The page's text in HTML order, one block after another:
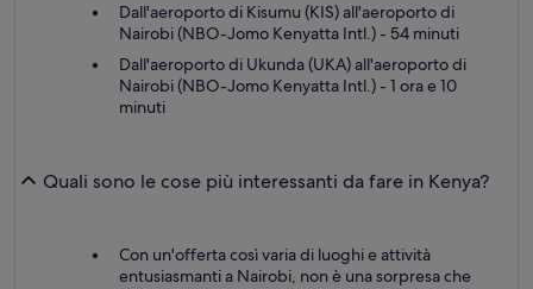
Dall'aeroporto di Kisumu (KIS) all'aeroporto di
Nairobi (NBO-Jomo Kenyatta Intl.) - 54 minuti
Dall'aeroporto di Ukunda (UKA) all'aeroporto di
Nairobi (NBO-Jomo Kenyatta Intl.) - 1 ora e 10
minuti
Quali sono le cose più interessanti da fare in Kenya?
Con un'offerta così varia di luoghi e attività
entusiasmanti a Nairobi, non è una sorpresa che